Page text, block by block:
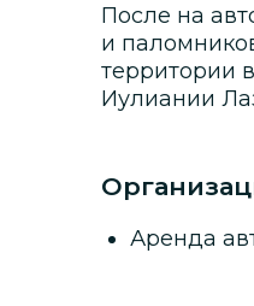
После на
и
территории
Иулиании
Аренда